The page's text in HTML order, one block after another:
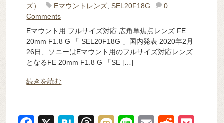
ズ）
Eマウントレンズ ,SEL20F18G
0
Comments
Eマウント用 フルサイズ対応 広角単焦点レンズ FE
20mm F1.8 G 「 SEL20F18G 」国内発表 2020年2月
26日、ソニーはEマウント用のフルサイズ対応レンズ
となるFE 20mm F1.8 G 「SE […]
続きを読む